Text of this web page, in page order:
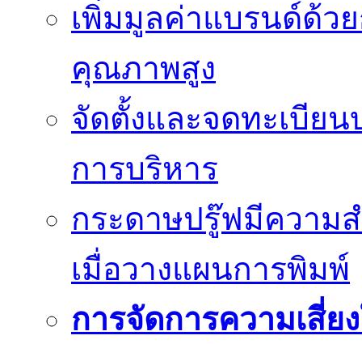
เพิ่มมูลค่าแบรนด์ด้วย
คุณภาพสูง
จัดตั้งและจดทะเบีย
การบริหาร
กระดาษปรู๊ฟมีความ
เมื่อวางแผนการพิมพ์
การจัดการความเสี่